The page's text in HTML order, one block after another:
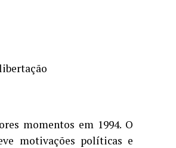
momentos em 1994. O
motivações políticas e